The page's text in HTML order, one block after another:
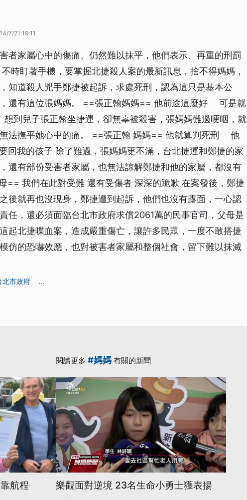
7/21 19:11
者家屬心中的傷痛、仍然難以抹平，他們表示、再重的刑罰
時盯著手機，要掌握北捷殺人案的最新訊息，捨不得媽媽，
知道殺人兇手鄭捷被起訴，求處死刑，認為這只是基本公
還有這位張媽媽。 ==張正翰媽媽== 他前途這麼好 可是就
到兒子張正翰坐捷運，卻無辜被殺害，張媽媽難過哽咽，就
法撫平她心中的痛。 ==張正翰 媽媽== 他就算判死刑 他
回我的孩子 除了難過，張媽媽更不滿，台北捷運和鄭捷的家
還有部份受害者家屬，也無法諒解鄭捷和他的家屬，都沒有
== 我們在此對受難 還有受傷者 深深的跪歉 在案發後，鄭捷
後就再也沒現身，鄭捷遭到起訴，他們也沒有露面，一心認
任，還必須面臨台北市政府求償2061萬的民事官司，父母是
起北捷喋血案，造成嚴重傷亡，讓許多民眾，一度不敢搭捷
仿的恐嚇效應，也對被害者家屬和整個社會，留下難以抹滅
北市政府 ...
航程
閱讀更多 #媽媽 有關的新聞
樂觀面對逆境 23名生命小勇士獲表揚